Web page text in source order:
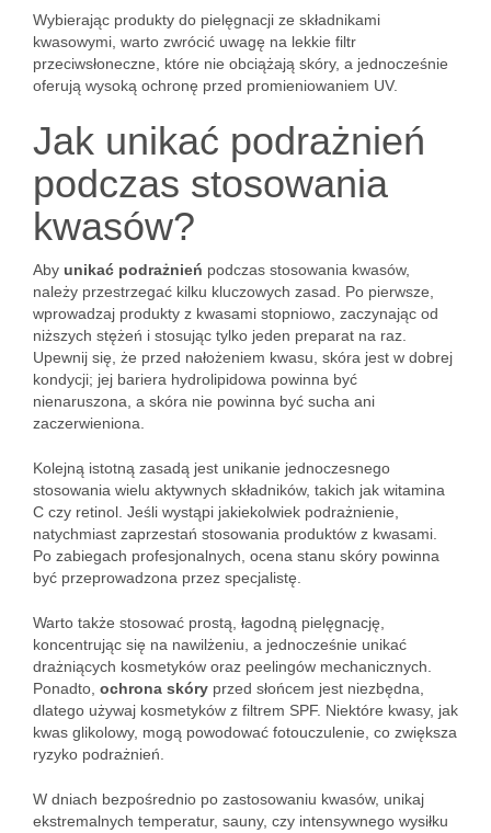
Wybierając produkty do pielęgnacji ze składnikami
kwasowymi, warto zwrócić uwagę na lekkie filtr
przeciwsłoneczne, które nie obciążają skóry, a jednocześnie
oferują wysoką ochronę przed promieniowaniem UV.
Jak unikać podrażnień
podczas stosowania
kwasów?
Aby unikać podrażnień podczas stosowania kwasów,
należy przestrzegać kilku kluczowych zasad. Po pierwsze,
wprowadzaj produkty z kwasami stopniowo, zaczynając od
niższych stężeń i stosując tylko jeden preparat na raz.
Upewnij się, że przed nałożeniem kwasu, skóra jest w dobrej
kondycji; jej bariera hydrolipidowa powinna być
nienaruszona, a skóra nie powinna być sucha ani
zaczerwieniona.
Kolejną istotną zasadą jest unikanie jednoczesnego
stosowania wielu aktywnych składników, takich jak witamina
C czy retinol. Jeśli wystąpi jakiekolwiek podrażnienie,
natychmiast zaprzestań stosowania produktów z kwasami.
Po zabiegach profesjonalnych, ocena stanu skóry powinna
być przeprowadzona przez specjalistę.
Warto także stosować prostą, łagodną pielęgnację,
koncentrując się na nawilżeniu, a jednocześnie unikać
drażniących kosmetyków oraz peelingów mechanicznych.
Ponadto, ochrona skóry przed słońcem jest niezbędna,
dlatego używaj kosmetyków z filtrem SPF. Niektóre kwasy, jak
kwas glikolowy, mogą powodować fotouczulenie, co zwiększa
ryzyko podrażnień.
W dniach bezpośrednio po zastosowaniu kwasów, unikaj
ekstremalnych temperatur, sauny, czy intensywnego wysiłku